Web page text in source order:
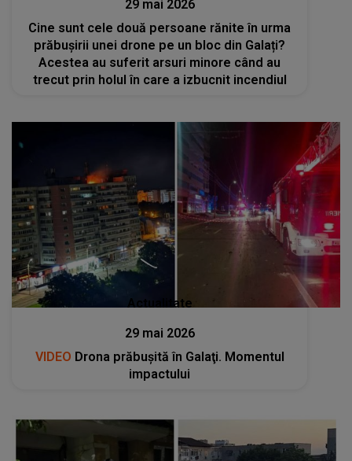
29 mai 2026
Cine sunt cele două persoane rănite în urma
prăbușirii unei drone pe un bloc din Galați?
Acestea au suferit arsuri minore când au
trecut prin holul în care a izbucnit incendiul
Actualitate
29 mai 2026
VIDEO Drona prăbuşită în Galaţi. Momentul
impactului